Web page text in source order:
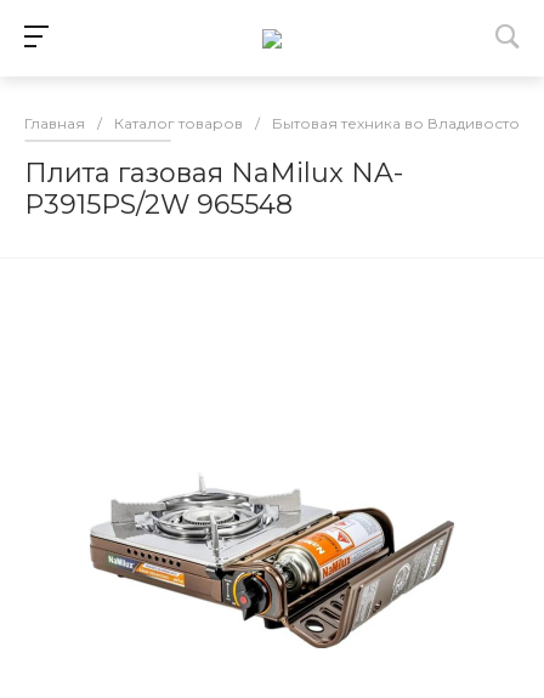
Главная / Каталог товаров / Бытовая техника во Владивостоке
Плита газовая NaMilux NA-
P3915PS/2W 965548